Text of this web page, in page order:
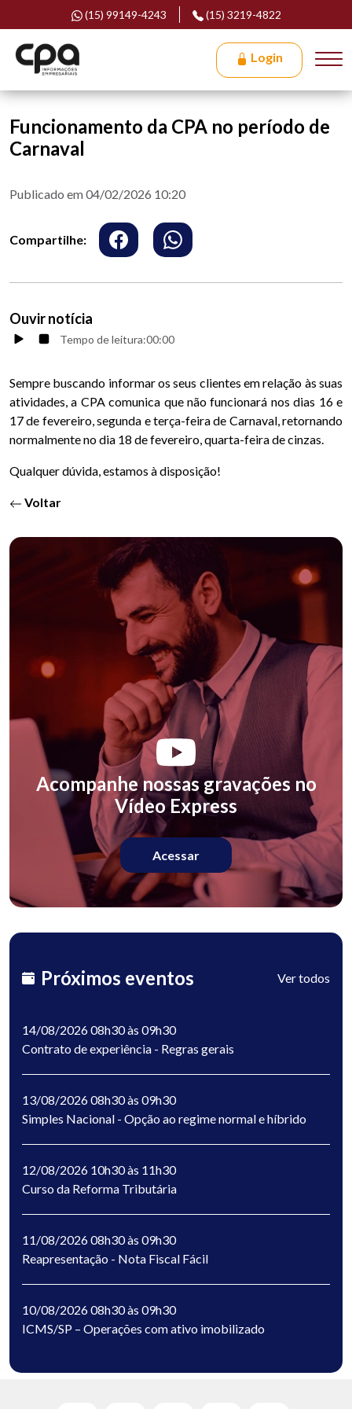
(15) 99149-4243 (15) 3219-4822
Login
Funcionamento da CPA no período de
Carnaval
Publicado em 04/02/2026 10:20
Compartilhe:
Ouvir notícia
Tempo de leitura:00:00
Sempre buscando informar os seus clientes em relação às suas
atividades, a CPA comunica que não funcionará nos dias 16 e
17 de fevereiro, segunda e terça-feira de Carnaval, retornando
normalmente no dia 18 de fevereiro, quarta-feira de cinzas.
Qualquer dúvida, estamos à disposição!
Voltar
Acompanhe nossas gravações no
Vídeo Express
Acessar
Próximos eventos Ver todos
14/08/2026 08h30 às 09h30
Contrato de experiência - Regras gerais
13/08/2026 08h30 às 09h30
Simples Nacional - Opção ao regime normal e híbrido
12/08/2026 10h30 às 11h30
Curso da Reforma Tributária
11/08/2026 08h30 às 09h30
Reapresentação - Nota Fiscal Fácil
10/08/2026 08h30 às 09h30
ICMS/SP – Operações com ativo imobilizado